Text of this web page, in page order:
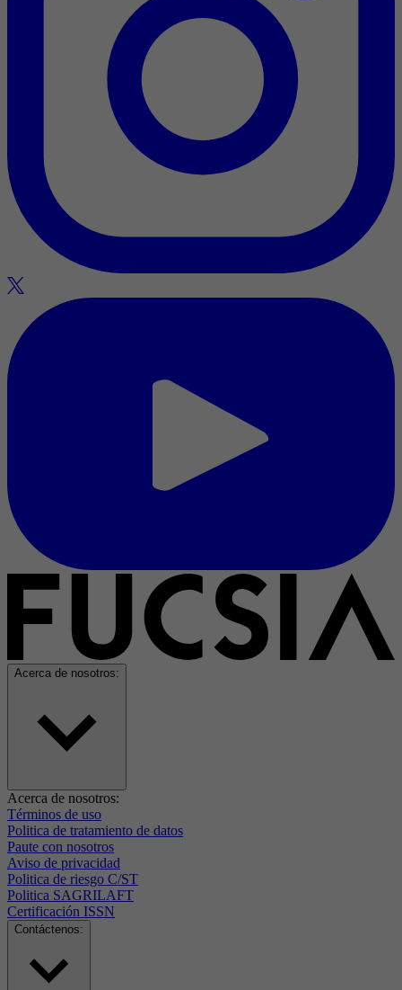
Acerca de nosotros:
Acerca de nosotros:
Términos de uso
Politica de tratamiento de datos
Paute con nosotros
Aviso de privacidad
Politica de riesgo C/ST
Politica SAGRILAFT
Certificación ISSN
Contáctenos: